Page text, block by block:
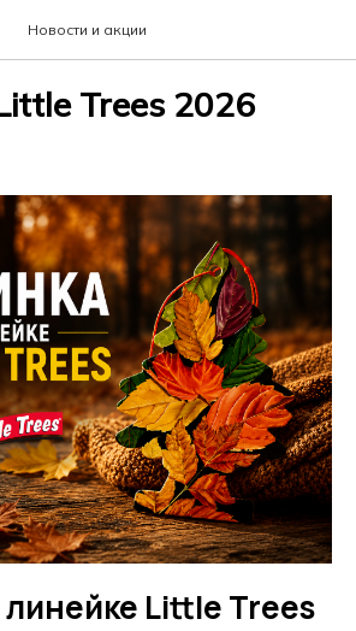
Новости и акции
Trees 2026
Little Trees